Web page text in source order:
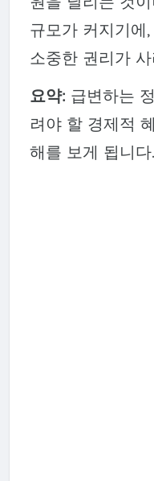
규모가 커지기에
소중한 권리가
요약: 급변하는
려야 할 경제적
해를 보게 됩니다.